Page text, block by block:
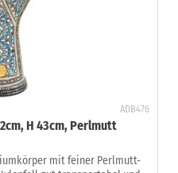
ADB476
H 43cm, Perlmutt
mit feiner Perlmutt-